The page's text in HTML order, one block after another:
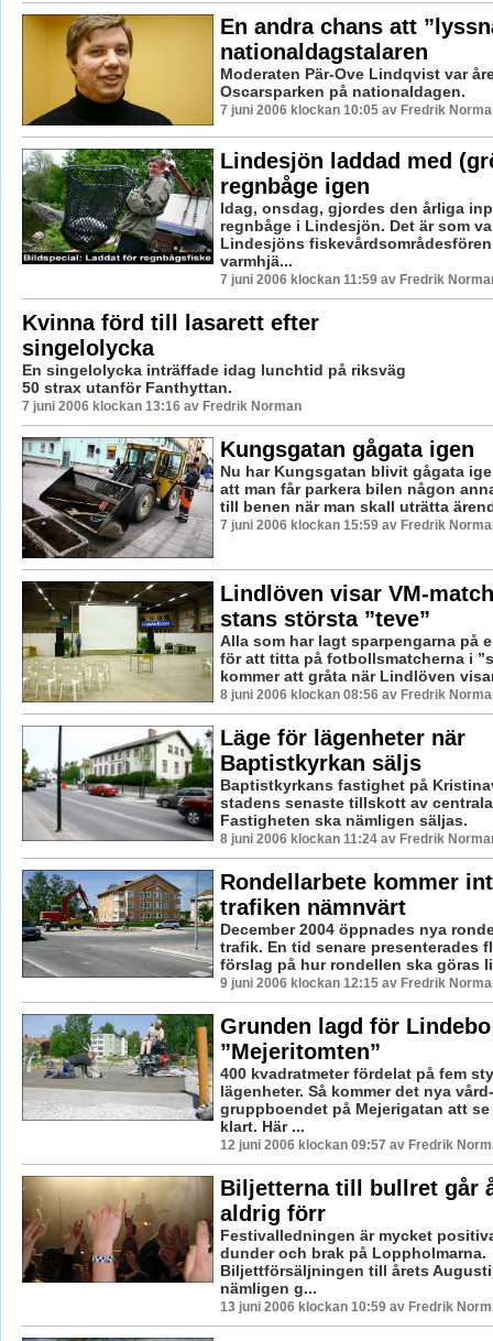
En andra chans att
nationaldagstalaren
Moderaten Pär-Ove Lindqvist var
Oscarsparken på nationaldagen.
7 juni 2006 klockan 10:05 av Fredrik
Lindesjön laddad med
regnbåge igen
Idag, onsdag, gjordes den årliga
regnbåge i Lindesjön. Det är som
Lindesjöns
varmhjä...
7 juni 2006 klockan 11:59 av Fredrik
Kvinna förd till lasarett efter
singelolycka
En singelolycka inträffade idag lunchtid på riksväg
50 strax utanför Fanthyttan.
7 juni 2006 klockan 13:16 av Fredrik Norman
Kungsgatan gågata igen
Nu har Kungsgatan blivit gågata
att man får parkera bilen någon
till benen när man skall uträtta
7 juni 2006 klockan 15:59 av Fredrik
Lindlöven visar VM-
stans största ”teve”
Alla som har lagt sparpengarna på
för att titta på fotbollsmatcherna i
kommer att gråta när Lindlöven
8 juni 2006 klockan 08:56 av Fredrik
Läge för lägenheter när
Baptistkyrkan säljs
Baptistkyrkans fastighet på
stadens senaste tillskott av
Fastigheten ska nämligen säljas.
8 juni 2006 klockan 11:24 av Fredrik
Rondellarbete kommer
trafiken nämnvärt
December 2004 öppnades nya
trafik. En tid senare presenterades
förslag på hur rondellen ska göras
9 juni 2006 klockan 12:15 av Fredrik
Grunden lagd för
”Mejeritomten”
400 kvadratmeter fördelat på fem
lägenheter. Så kommer det nya
gruppboendet på Mejerigatan att
klart. Här ...
12 juni 2006 klockan 09:57 av Fredrik
Biljetterna till bullret går
aldrig förr
Festivalledningen är mycket
dunder och brak på Loppholmarna.
Biljettförsäljningen till årets
nämligen g...
13 juni 2006 klockan 10:59 av Fredrik